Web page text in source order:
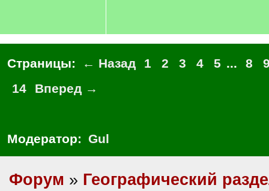
Страницы: ← Назад 1 2 3 4 5 ... 8
14
Вперед →
Модератор: Gul
Форум » Географический